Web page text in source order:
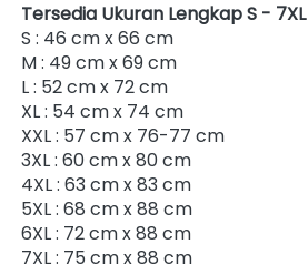
Tersedia Ukuran Lengkap S - 7XL
S : 46 cm x 66 cm
M : 49 cm x 69 cm
L : 52 cm x 72 cm
XL : 54 cm x 74 cm
XXL : 57 cm x 76-77 cm
3XL : 60 cm x 80 cm
4XL : 63 cm x 83 cm
5XL : 68 cm x 88 cm
6XL : 72 cm x 88 cm
7XL : 75 cm x 88 cm